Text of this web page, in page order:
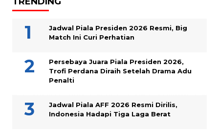
Jadwal Piala Presiden 2026 Resmi, Big
Match Ini Curi Perhatian
Persebaya Juara Piala Presiden 2026,
Trofi Perdana Diraih Setelah Drama Adu
Penalti
Jadwal Piala AFF 2026 Resmi Dirilis,
Indonesia Hadapi Tiga Laga Berat